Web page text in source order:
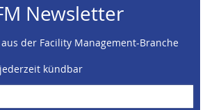
Newsletter
der Facility Management-Branche
kündbar